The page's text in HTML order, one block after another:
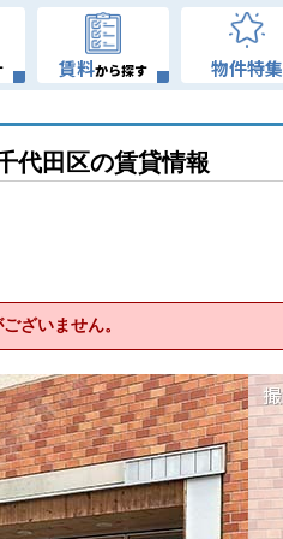
賃料から探す 物件特集
代田区の賃貸情報
ざいません。